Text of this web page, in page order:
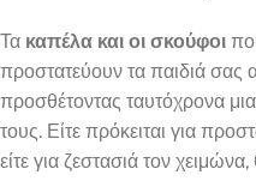
Τα καπέλα και οι σκούφοι
προστατεύουν τα παιδιά σας
προσθέτοντας ταυτόχρονα
τους. Είτε πρόκειται για
είτε για ζεστασιά τον